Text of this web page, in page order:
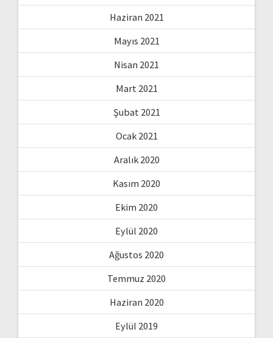
Haziran 2021
Mayıs 2021
Nisan 2021
Mart 2021
Şubat 2021
Ocak 2021
Aralık 2020
Kasım 2020
Ekim 2020
Eylül 2020
Ağustos 2020
Temmuz 2020
Haziran 2020
Eylül 2019